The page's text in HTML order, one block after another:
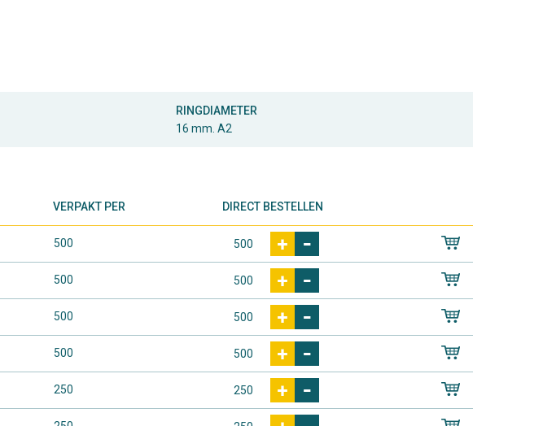
RINGDIAMETER
16 mm. A2
VERPAKT PER DIRECT BESTELLEN
500
500
500
500
250